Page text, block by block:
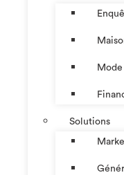
Mode
Solutions